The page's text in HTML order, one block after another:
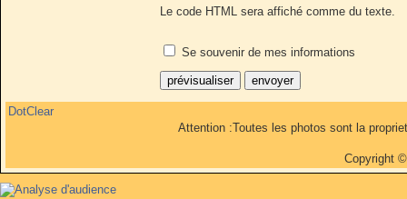
Le code HTML sera affiché comme du texte.
Se souvenir de mes informations
DotClear
Attention :Toutes les photos sont la
Copyright